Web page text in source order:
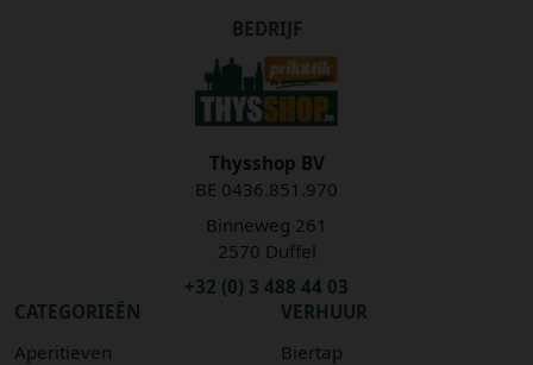
BEDRIJF
Thysshop BV
BE 0436.851.970
Binneweg 261
2570 Duffel
+32 (0) 3 488 44 03
CATEGORIEËN
Aperitieven
VERHUUR
Biertap